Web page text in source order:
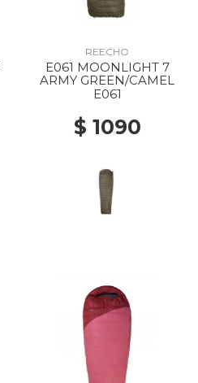
REECHO
E061 MOONLIGHT 7
ARMY GREEN/CAMEL
E061
$ 1090